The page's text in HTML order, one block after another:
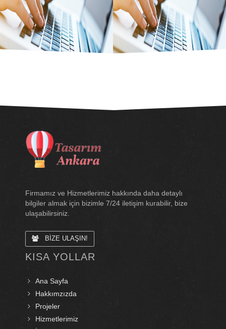
Firmamız ve Hizmetlerimiz hakkında daha detaylı
bilgiler almak için bizimle 7/24 iletişim kurabilir, bize
ulaşabilirsiniz.
BİZE ULAŞIN!
KISA YOLLAR
Ana Sayfa
Hakkımzızda
Projeler
Hizmetlerimiz